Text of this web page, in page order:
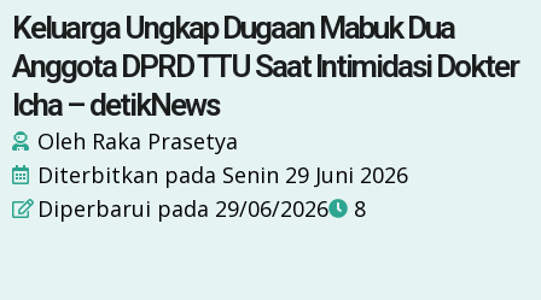
Keluarga Ungkap Dugaan Mabuk Dua
Anggota DPRD TTU Saat Intimidasi Dokter
Icha – detikNews
Oleh Raka Prasetya
Diterbitkan pada Senin 29 Juni 2026
Diperbarui pada 29/06/2026
8